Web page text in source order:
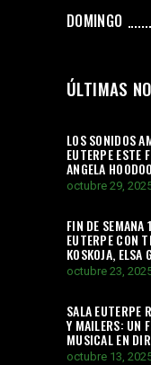
DOMINGO
ÚLTIMAS
LOS SONIDOS
EUTERPE ESTE
ANGELA HOODOO
octubre 29,
FIN DE
EUTERPE CON
KOSKOJA, ELSA
octubre 23,
SALA EUTERPE
Y MAILERS: UN
MUSICAL EN
octubre 13,